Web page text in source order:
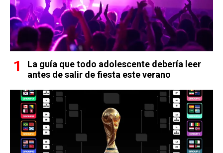
La guía que todo adolescente debería leer
antes de salir de fiesta este verano